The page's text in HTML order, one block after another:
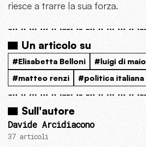
riesce a trarre la sua forza.
Un articolo su
#Elisabetta Belloni
#luigi di maio
#matteo renzi
#politica italiana
Sull'autore
Davide Arcidiacono
37 articoli